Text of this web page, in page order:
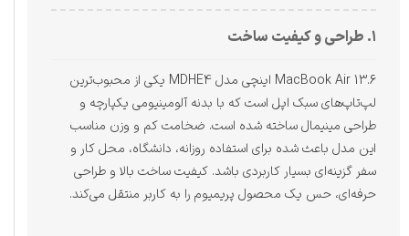
۱. طراحی و کیفیت ساخت
MacBook Air 13.6 اینچی مدل MDHE4 یکی از محبوب‌ترین
لپ‌تاپ‌های سبک اپل است که با بدنه آلومینیومی یکپارچه و
طراحی مینیمال ساخته شده است. ضخامت کم و وزن مناسب
این مدل باعث شده برای استفاده روزانه، دانشگاه، محل کار و
سفر گزینه‌ای بسیار کاربردی باشد. کیفیت ساخت بالا و طراحی
حرفه‌ای، حس یک محصول پریمیوم را به کاربر منتقل می‌کند.